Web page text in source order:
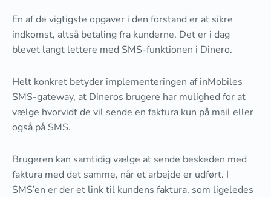
En af de vigtigste opgaver i den forstand er at sikre
indkomst, altså betaling fra kunderne. Det er i dag
blevet langt lettere med SMS-funktionen i Dinero.
Helt konkret betyder implementeringen af inMobiles
SMS-gateway, at Dineros brugere har mulighed for at
vælge hvorvidt de vil sende en faktura kun på mail eller
også på SMS.
Brugeren kan samtidig vælge at sende beskeden med
faktura med det samme, når et arbejde er udført. I
SMS’en er der et link til kundens faktura, som ligeledes